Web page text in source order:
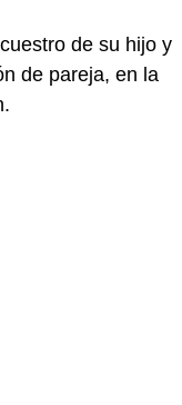
de su hijo y
de pareja, en la